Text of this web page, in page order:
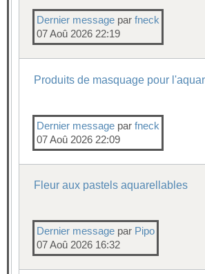
Dernier message parfneck
07 Aoû 2026 22:19
Produits de masquage pour
Dernier message parfneck
07 Aoû 2026 22:09
Fleur aux pastels aquarellables
Dernier message par Pipo
07 Aoû 2026 16:32